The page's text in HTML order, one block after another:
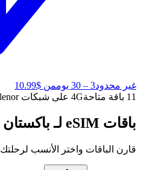
غير محدود3 – 30 يوم
من $10.99
11 باقة متاحة
4G على شبكات Jazz and Telenor
باقات eSIM لـ باكستان
قارن الباقات واختر الأنسب لرحلتك